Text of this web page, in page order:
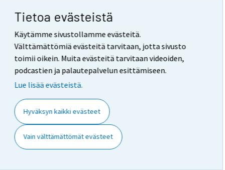
Tietoa evästeistä
Käytämme sivustollamme evästeitä.
Välttämättömiä evästeitä tarvitaan, jotta sivusto
toimii oikein. Muita evästeitä tarvitaan videoiden,
podcastien ja palautepalvelun esittämiseen.
Lue lisää evästeistä.
Hyväksyn kaikki evästeet
Vain välttämättömät evästeet
kuluttaja.barometri@tilastokeskus.fi
Vastaava tilastojohtaja: Jari Tarkoma
Päivitetty 27.12.2017
Viittausohje:
Suomen virallinen tilasto (SVT): Kuluttajien
luottamus [verkkojulkaisu].
ISSN=2669-8862.Joulukuu
Kuluttajabarometri . Helsinki: Tilastokeskus
[viitattu: 9.8.2026].